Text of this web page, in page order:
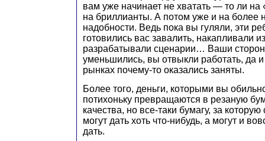
вам уже начинает не хватать — то ли на
на бриллианты. А потом уже и на более
надобности. Ведь пока вы гуляли, эти
готовились вас завалить, накапливали
разрабатывали сценарии… Ваши
уменьшились, вы отвыкли работать, да
рынках почему-то оказались заняты.
Более того, деньги, которыми вы
потихоньку превращаются в резаную
качества, но все-таки бумагу, за
могут дать хоть что-нибудь, а могут и
дать.